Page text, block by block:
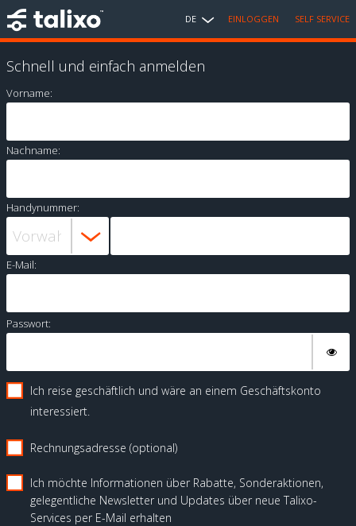
DE EINLOGGEN SELF SERVICE
Schnell und einfach anmelden
Vorname:
Nachname:
Handynummer:
E-Mail:
Passwort:
Ich reise geschäftlich und wäre an einem Geschäftskonto
interessiert.
Rechnungsadresse (optional)
Ich möchte Informationen über Rabatte, Sonderaktionen,
gelegentliche Newsletter und Updates über neue Talixo-
Services per E-Mail erhalten